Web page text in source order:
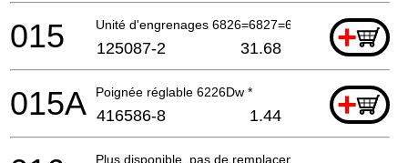
Unité d'engrenages 6826=6827=6828Dw +
015 125087-2 31.68
Poignée réglable 6226Dw * +
015A 416586-8 1.44
Plus disponible, pas de remplacement